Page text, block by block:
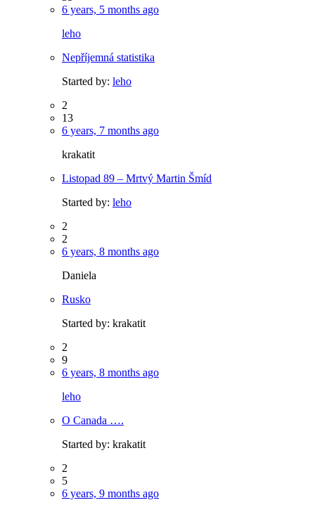
6 years, 5 months ago
leho
Nepříjemná statistika
Started by: leho
2
13
6 years, 7 months ago
krakatit
Listopad 89 – Mrtvý Martin Šmíd
Started by: leho
2
2
6 years, 8 months ago
Daniela
Rusko
Started by: krakatit
2
9
6 years, 8 months ago
leho
O Canada ….
Started by: krakatit
2
5
6 years, 9 months ago